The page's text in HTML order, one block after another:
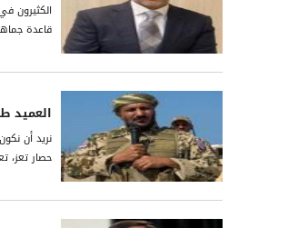
الكثيرون
قاعدة
العميد
نريد أن
حصار تعز،